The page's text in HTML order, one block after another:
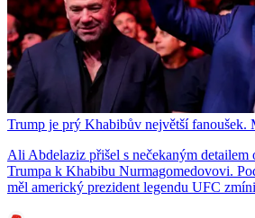
Trump je prý Khabibův největší fanoušek.
Ali Abdelaziz přišel s nečekaným detailem
Trumpa k Khabibu Nurmagomedovovi.
měl americký prezident legendu UFC